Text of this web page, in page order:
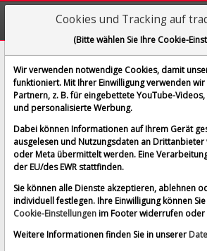
Perseus
[P4Q | WKN A0B7MN | ISIN
3,198 € -1,48
Echtzeit-Aktienkurs vom 06.08.2026 um
Echtzeit Euro
Cookies und Tracking auf
(Bitte wählen Sie Ihre Cookie-
Wir verwenden notwendige Cookies, damit
funktioniert. Mit Ihrer Einwilligung verwenden
Partnern, z. B. für eingebettete YouTube-
und personalisierte Werbung.
Dabei können Informationen auf Ihrem Gerät
ausgelesen und Nutzungsdaten an
oder Meta übermittelt werden. Eine
der EU/des EWR stattfinden.
Sie können alle Dienste akzeptieren, ablehnen
individuell festlegen. Ihre Einwilligung können
Cookie-Einstellungenim Footer widerrufen oder
Weitere Informationen finden Sie in unserer